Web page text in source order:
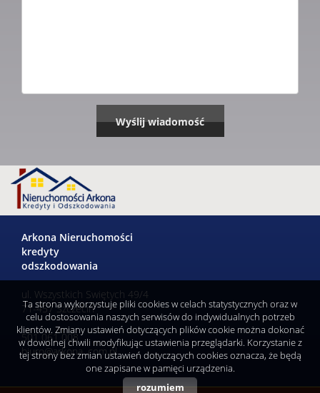
Arkona Nieruchomości
kredyty
odszkodowania
ul. Wszystkich Swiętych 49/4
71-457 Szczecin
501 061 008
biuro@arkona .com.pl
Ta strona wykorzystuje pliki cookies w celach statystycznych oraz w
celu dostosowania naszych serwisów do indywidualnych potrzeb
klientów. Zmiany ustawień dotyczących plików cookie można dokonać
w dowolnej chwili modyfikując ustawienia przeglądarki. Korzystanie z
tej strony bez zmian ustawień dotyczących cookies oznacza, że będą
one zapisane w pamięci urządzenia.
rozumiem